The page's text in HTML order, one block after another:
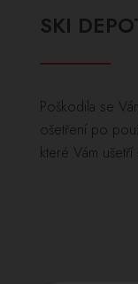
SKI
Poškodila se
ošetření po
které Vám